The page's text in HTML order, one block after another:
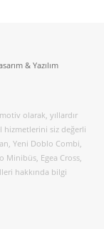
& Yazılım
olarak, yıllardır
hizmetlerini siz değerli
Yeni Doblo Combi,
Minibüs, Egea Cross,
hakkında bilgi